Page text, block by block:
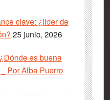
clave: ¿líder de
25 junio, 2026
es buena
Por Alba Puerro